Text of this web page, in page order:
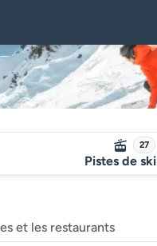
27
Pistes de ski
et les restaurants